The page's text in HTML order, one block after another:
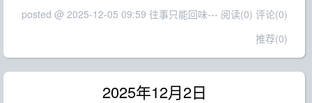
posted @ 2025-12-05 09:59 往事只能回味--- 阅读(0) 评论(0)
推荐(0)
2025年12月2日